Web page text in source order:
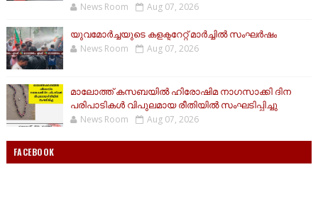
News Room Aug 07, 2026
യുവമോര്‍ച്ചയുടെ കളക്ടറേറ്റ് മാര്‍ച്ചില്‍ സംഘര്‍ഷം
News Room Aug 07, 2026
മാലോത്ത് കസബയിൽ ഹിരോഷിമ നാഗസാക്കി ദിന
പരിപാടികൾ വിപുലമായ രീതിയിൽ സംഘടിപ്പിച്ചു
News Room Aug 07, 2026
FACEBOOK